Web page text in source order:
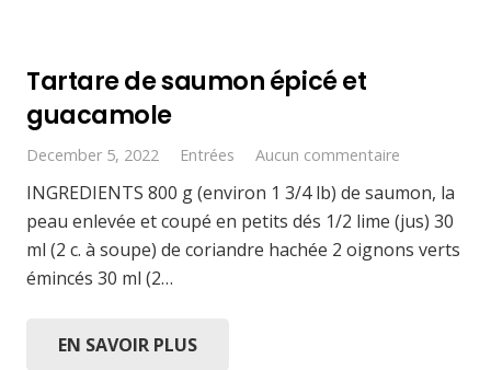
Tartare de saumon épicé et
guacamole
December 5, 2022 Entrées Aucun commentaire
INGREDIENTS 800 g (environ 1 3/4 lb) de saumon, la
peau enlevée et coupé en petits dés 1/2 lime (jus) 30
ml (2 c. à soupe) de coriandre hachée 2 oignons verts
émincés 30 ml (2…
EN SAVOIR PLUS